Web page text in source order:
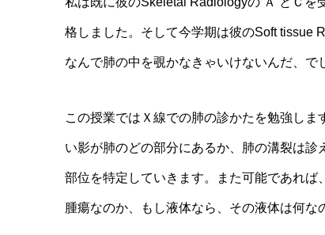
格しました。そして今学期は彼のSoft tissue
なんで肺の中を覗かなきゃいけないんだ、で
この授業ではＸ線での肺の診かたを勉強し
い影が肺のどの部分にあるか、肺の溝裂は診
部位を特定していきます。また可能であれば
腫瘍なのか、もし液体なら、その液体は何な